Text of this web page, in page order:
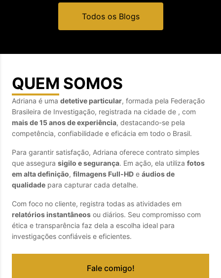
Todos os Blogs
QUEM SOMOS
Adriana é uma detetive particular, formada pela Federação
Brasileira de Investigação, registrada na cidade de , com
mais de 15 anos de experiência, destacando-se pela
competência, confiabilidade e eficácia em todo o Brasil.
Para garantir satisfação, Adriana oferece contrato simples
que assegura sigilo e segurança. Em ação, ela utiliza fotos
em alta definição, filmagens Full‑HD e áudios de
qualidade para capturar cada detalhe.
Com foco no cliente, registra todas as atividades em
relatórios instantâneos ou diários. Seu compromisso com
ética e transparência faz dela a escolha ideal para
investigações confiáveis e eficientes.
Fale comigo!